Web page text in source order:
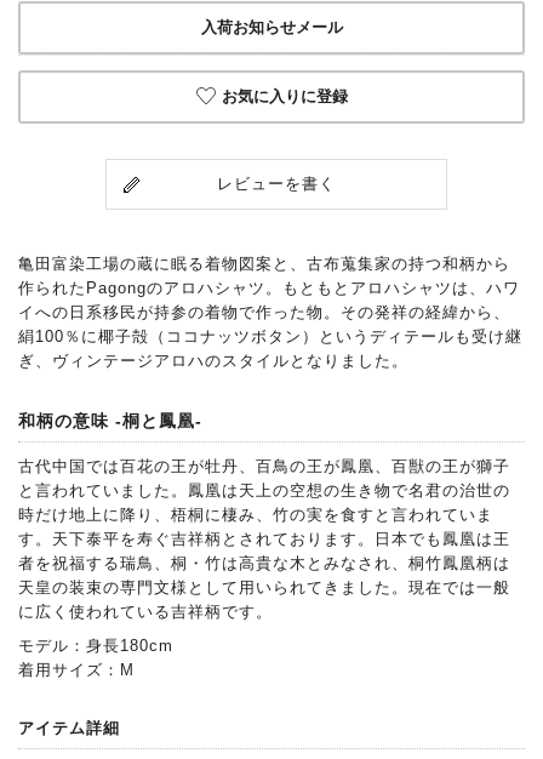
入荷お知らせメール
お気に入りに登録
レビューを書く
亀田富染工場の蔵に眠る着物図案と、古布蒐集家の持つ和柄から
作られたPagongのアロハシャツ。もともとアロハシャツは、ハワ
イへの日系移民が持参の着物で作った物。その発祥の経緯から、
絹100％に椰子殻（ココナッツボタン）というディテールも受け継
ぎ、ヴィンテージアロハのスタイルとなりました。
和柄の意味 -桐と鳳凰-
古代中国では百花の王が牡丹、百鳥の王が鳳凰、百獣の王が獅子
と言われていました。鳳凰は天上の空想の生き物で名君の治世の
時だけ地上に降り、梧桐に棲み、竹の実を食すと言われていま
す。天下泰平を寿ぐ吉祥柄とされております。日本でも鳳凰は王
者を祝福する瑞鳥、桐・竹は高貴な木とみなされ、桐竹鳳凰柄は
天皇の装束の専門文様として用いられてきました。現在では一般
に広く使われている吉祥柄です。
モデル：身長180cm
着用サイズ：M
アイテム詳細